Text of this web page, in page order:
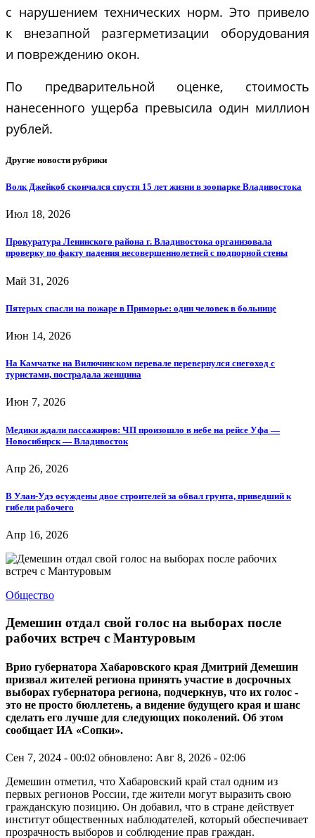
с нарушением технических норм. Это привело
к внезапной разгерметизации оборудования
и повреждению окон.
По предварительной оценке, стоимость
нанесенного ущерба превысила один миллион
рублей.
Другие новости рубрики
Волк Джейкоб скончался спустя 15 лет жизни в зоопарке Владивостока
Июл 18, 2026
Прокуратура Ленинского района г. Владивостока организовала
проверку по факту падения несовершеннолетней с подпорной стены
Май 31, 2026
Пятерых спасли на пожаре в Приморье: один человек в больнице
Июн 14, 2026
На Камчатке на Вилючинском перевале перевернулся снегоход с
туристами, пострадала женщина
Июн 7, 2026
Медики ждали пассажиров: ЧП произошло в небе на рейсе Уфа —
Новосибирск — Владивосток
Апр 26, 2026
В Улан-Удэ осуждены двое строителей за обвал грунта, приведший к
гибели рабочего
Апр 16, 2026
Общество
Демешин отдал свой голос на выборах после
рабочих встреч с Мантуровым
Врио губернатора Хабаровского края Дмитрий Демешин
призвал жителей региона принять участие в досрочных
выборах губернатора региона, подчеркнув, что их голос -
это не просто бюллетень, а видение будущего края и шанс
сделать его лучше для следующих поколений. Об этом
сообщает ИА «Сопки».
Сен 7, 2024 - 00:02 обновлено: Авг 8, 2026 - 02:06
Демешин отметил, что Хабаровский край стал одним из
первых регионов России, где жители могут выразить свою
гражданскую позицию. Он добавил, что в стране действует
институт общественных наблюдателей, который обеспечивает
прозрачность выборов и соблюдение прав граждан.